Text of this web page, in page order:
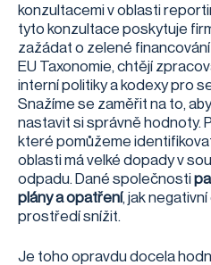
konzultacemi v oblasti
tyto konzultace poskytuje
zažádat o zelené
EU Taxonomie, chtějí
interní politiky a kodexy pro
Snažíme se zaměřit na to,
nastavit si správně hodnoty.
které pomůžeme
oblasti má velké dopady v
odpadu. Dané společnosti
plány a opatření, jak
prostředí snížit.
Je toho opravdu docela